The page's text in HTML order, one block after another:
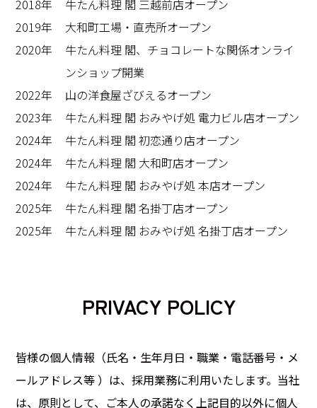
2018年
牛たん料理 閣 三越前店オープン
2019年
大和町工場・直売所オープン
2020年
牛たん料理 閣、チョコレートな関係オンライ
ンショップ開業
2022年
山の洋食屋ざびえるオープン
2023年
牛たん料理 閣 おみやげ処 電力ビル店オープン
2024年
牛たん料理 閣 初恋通り店オープン
2024年
牛たん料理 閣 大和町店オープン
2024年
牛たん料理 閣 おみやげ処 本店オープン
2025年
牛たん料理 閣 名掛丁店オープン
2025年
牛たん料理 閣 おみやげ処 名掛丁店オープン
PRIVACY POLICY
皆様の個人情報（氏名・生年月日・職業・電話番号・メ
ールアドレス等 ）は、採用業務に利用いたします。 当社
は、原則として、ご本人の承諾なく上記目的以外に個人